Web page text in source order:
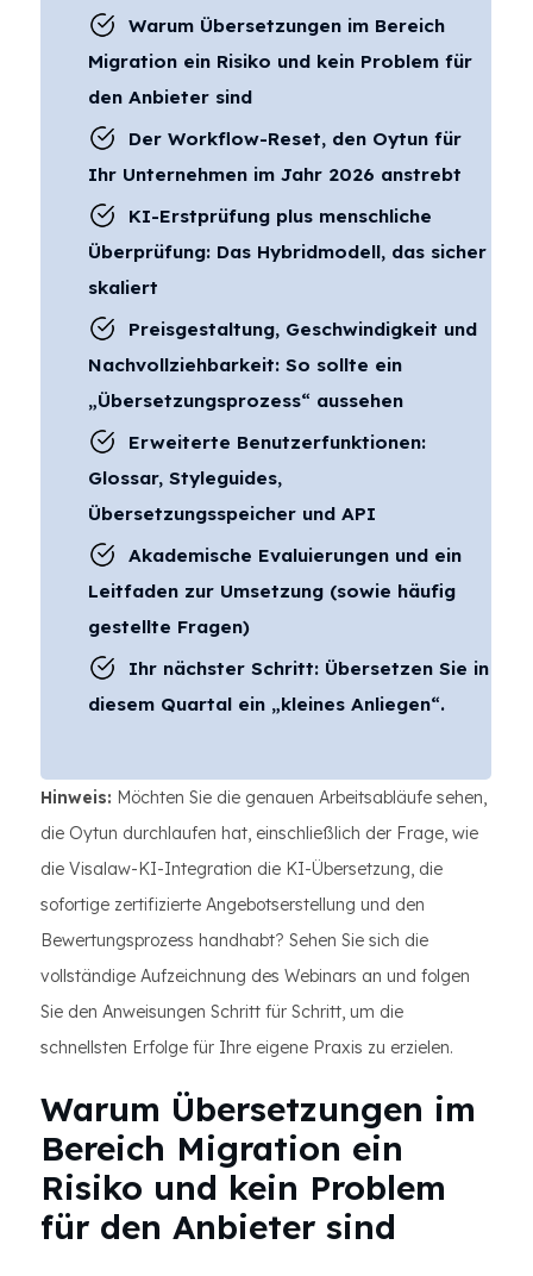
Warum Übersetzungen im Bereich
Migration ein Risiko und kein Problem für
den Anbieter sind
Der Workflow-Reset, den Oytun für
Ihr Unternehmen im Jahr 2026 anstrebt
KI-Erstprüfung plus menschliche
Überprüfung: Das Hybridmodell, das sicher
skaliert
Preisgestaltung, Geschwindigkeit und
Nachvollziehbarkeit: So sollte ein
„Übersetzungsprozess“ aussehen
Erweiterte Benutzerfunktionen:
Glossar, Styleguides,
Übersetzungsspeicher und API
Akademische Evaluierungen und ein
Leitfaden zur Umsetzung (sowie häufig
gestellte Fragen)
Ihr nächster Schritt: Übersetzen Sie in
diesem Quartal ein „kleines Anliegen“.
Hinweis: Möchten Sie die genauen Arbeitsabläufe sehen,
die Oytun durchlaufen hat, einschließlich der Frage, wie
die Visalaw-KI-Integration die KI-Übersetzung, die
sofortige zertifizierte Angebotserstellung und den
Bewertungsprozess handhabt? Sehen Sie sich die
vollständige Aufzeichnung des Webinars an und folgen
Sie den Anweisungen Schritt für Schritt, um die
schnellsten Erfolge für Ihre eigene Praxis zu erzielen.
Warum Übersetzungen im
Bereich Migration ein
Risiko und kein Problem
für den Anbieter sind